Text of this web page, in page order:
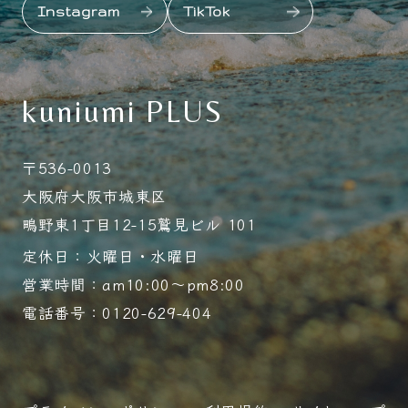
Instagram TikTok
kuniumi PLUS
〒536-0013
大阪府大阪市城東区
鴫野東1丁目12-15鷲見ビル 101
定休日：火曜日・水曜日
営業時間：am10:00～pm8:00
電話番号：0120-629-404